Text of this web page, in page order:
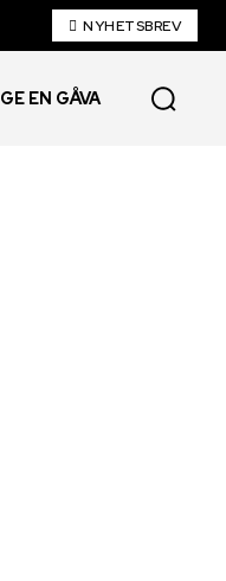
NYHETSBREV
GE EN GÅVA